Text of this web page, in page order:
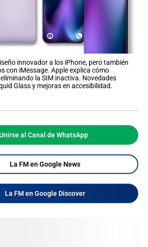
innovador a los iPhone, pero también
con iMessage. Apple explica cómo
la SIM inactiva. Novedades
Glass y mejoras en accesibilidad.
al Canal de WhatsApp
La FM en Google News
La FM en Google Discover